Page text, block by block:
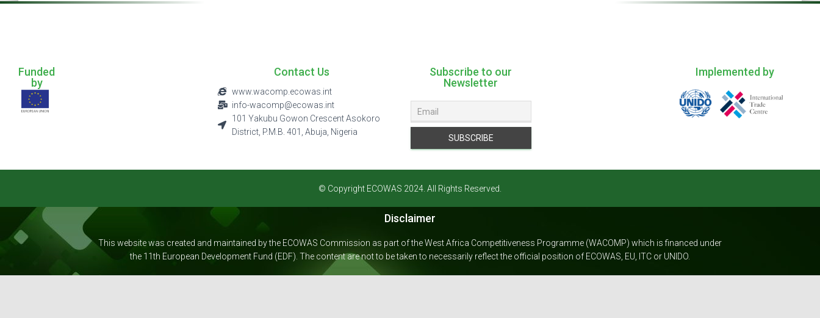
Funded
by
Contact Us
www.wacomp.ecowas.int
info-wacomp@ecowas.int
101 Yakubu Gowon Crescent Asokoro
District, P.M.B. 401, Abuja, Nigeria
Subscribe to our
Newsletter
Implemented by
© Copyright ECOWAS 2024. All Rights Reserved.
Disclaimer
This website was created and maintained by the ECOWAS Commission as part of the West Africa Competitiveness Programme (WACOMP) which is financed under
the 11th European Development Fund (EDF). The content are not to be taken to necessarily reflect the official position of ECOWAS, EU, ITC or UNIDO.